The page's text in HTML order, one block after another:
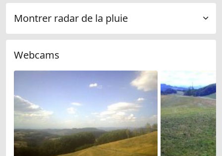
Montrer radar de la pluie
Webcams